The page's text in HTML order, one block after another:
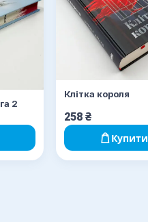
2
Клітка короля
258₴
Купити